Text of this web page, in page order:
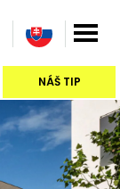
NÁŠ TIP